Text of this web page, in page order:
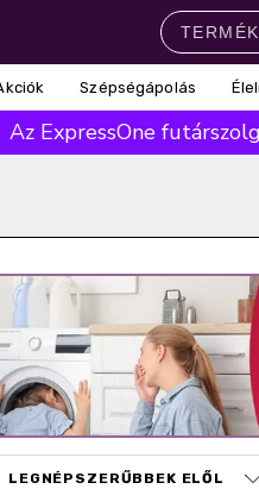
finish
Szépségápolás
Az ExpressOne